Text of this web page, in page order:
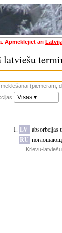
Apmeklējiet arī
(piemēram,
Visas ▾
LV absorbcijas
RU
Krievu-